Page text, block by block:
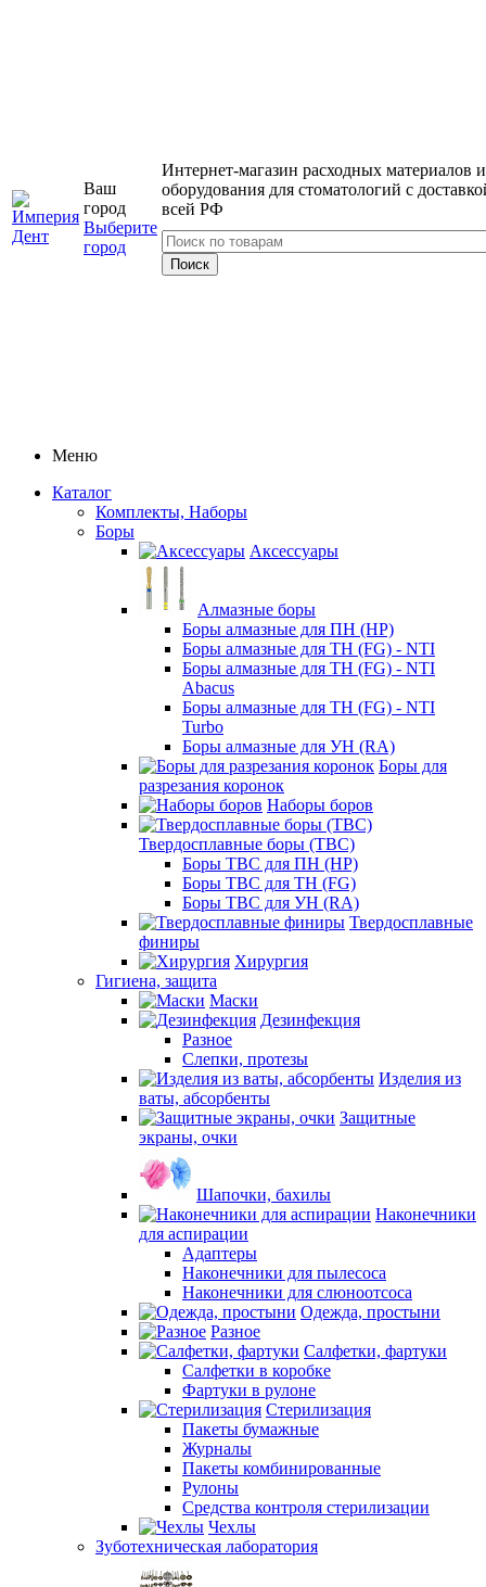
Ваш
город
Выберите
город
Интернет-магазин расходных материалов и
оборудования для стоматологий с
всей РФ
Меню
Каталог
Комплекты, Наборы
Боры
Аксессуары
Алмазные боры
Боры алмазные для ПН (HP)
Боры алмазные для ТН (FG) - NTI
Боры алмазные для ТН (FG) - NTI
Abacus
Боры алмазные для ТН (FG) - NTI
Turbo
Боры алмазные для УН (RA)
Боры для
разрезания коронок
Наборы боров
Твердосплавные боры (ТВС)
Боры ТВС для ПН (HP)
Боры ТВС для ТН (FG)
Боры ТВС для УН (RA)
Твердосплавные
финиры
Хирургия
Гигиена, защита
Маски
Дезинфекция
Разное
Слепки, протезы
Изделия из
ваты, абсорбенты
Защитные
экраны, очки
Шапочки, бахилы
Наконечники
для аспирации
Адаптеры
Наконечники для пылесоса
Наконечники для слюноотсоса
Одежда, простыни
Разное
Салфетки, фартуки
Салфетки в коробке
Фартуки в рулоне
Стерилизация
Пакеты бумажные
Журналы
Пакеты комбинированные
Рулоны
Средства контроля стерилизации
Чехлы
Зуботехническая лаборатория